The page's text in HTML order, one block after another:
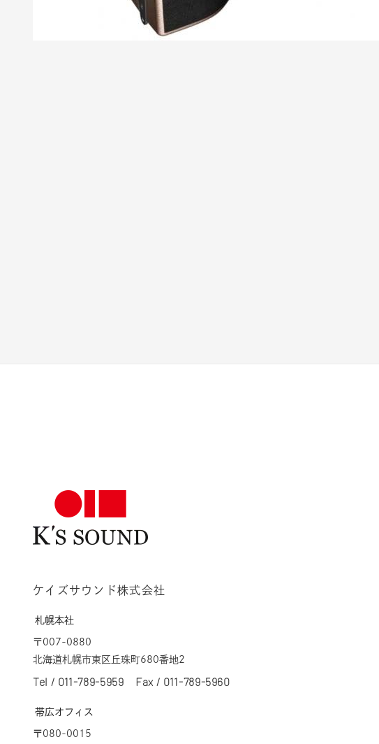
ケイズサウンド株式会社
札幌本社
〒007-0880
北海道札幌市東区丘珠町680番地2
Tel / 011-789-5959 Fax / 011-789-5960
帯広オフィス
〒080-0015